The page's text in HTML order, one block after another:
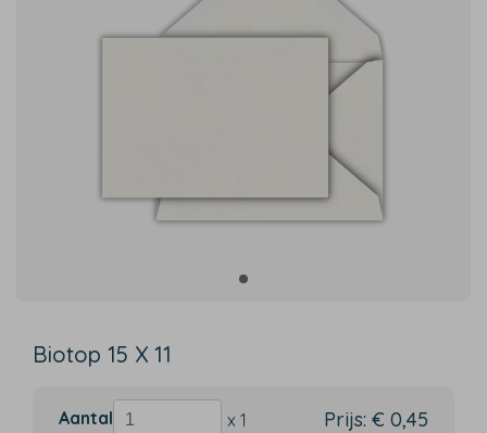
Biotop 15 X 11
Aantal x 1 Prijs: € 0,45